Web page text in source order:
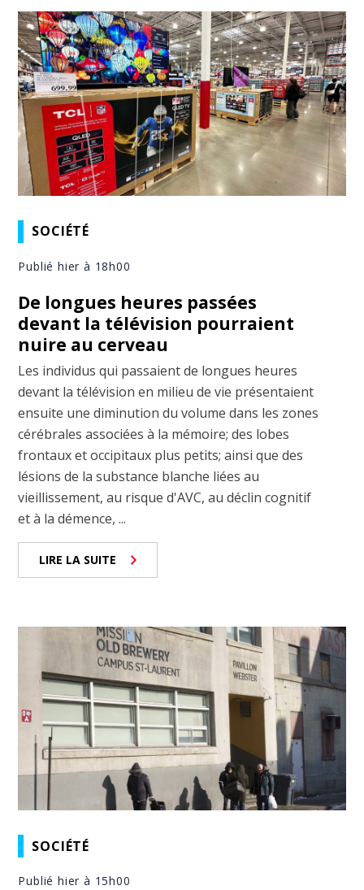
SOCIÉTÉ
Publié hier à 18h00
De longues heures passées
devant la télévision pourraient
nuire au cerveau
Les individus qui passaient de longues heures
devant la télévision en milieu de vie présentaient
ensuite une diminution du volume dans les zones
cérébrales associées à la mémoire; des lobes
frontaux et occipitaux plus petits; ainsi que des
lésions de la substance blanche liées au
vieillissement, au risque d'AVC, au déclin cognitif
et à la démence, ...
LIRE LA SUITE
SOCIÉTÉ
Publié hier à 15h00